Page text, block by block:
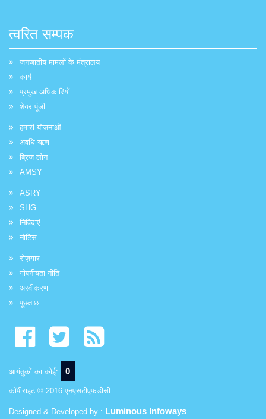
त्वरित सम्पक
जनजातीय मामलों के मंत्रालय
कार्य
प्रमुख अधिकारियों
शेयर पूंजी
हमारी योजनाओं
अवधि ऋण
ब्रिज लोन
AMSY
ASRY
SHG
निविदाएं
नोटिस
रोज़गार
गोपनीयता नीति
अस्वीकरण
पूछताछ
आगंतुकों का कोई: 0
कॉपीराइट © 2016 एनएसटीएफडीसी
Designed & Developed by : Luminous Infoways